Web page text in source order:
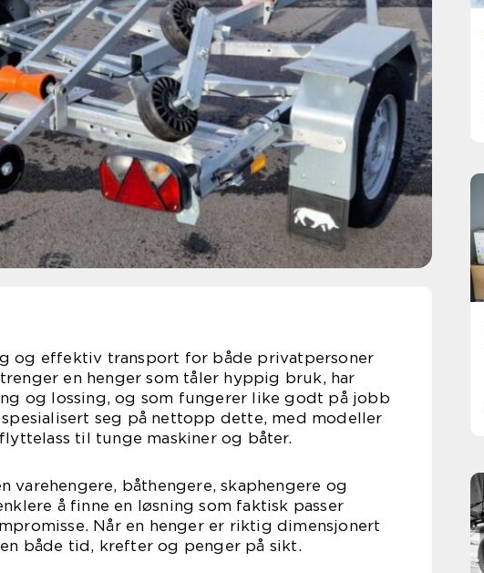
og effektiv transport for både privatpersoner
en henger som tåler hyppig bruk, har
og lossing, og som fungerer like godt på jobb
seg på nettopp dette, med modeller
til tunge maskiner og båter.
varehengere, båthengere, skaphengere og
å finne en løsning som faktisk passer
Når en henger er riktig dimensjonert
både tid, krefter og penger på sikt.